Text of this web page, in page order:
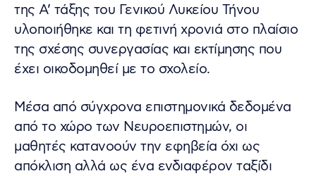
της Α’ τάξης του Γενικού Λυκείου Τήνου
υλοποιήθηκε και τη φετινή χρονιά στο πλαίσιο
της σχέσης συνεργασίας και εκτίμησης που
έχει οικοδομηθεί με το σχολείο.
Μέσα από σύγχρονα επιστημονικά δεδομένα
από το χώρο των Νευροεπιστημών, οι
μαθητές κατανοούν την εφηβεία όχι ως
απόκλιση αλλά ως ένα ενδιαφέρον ταξίδι